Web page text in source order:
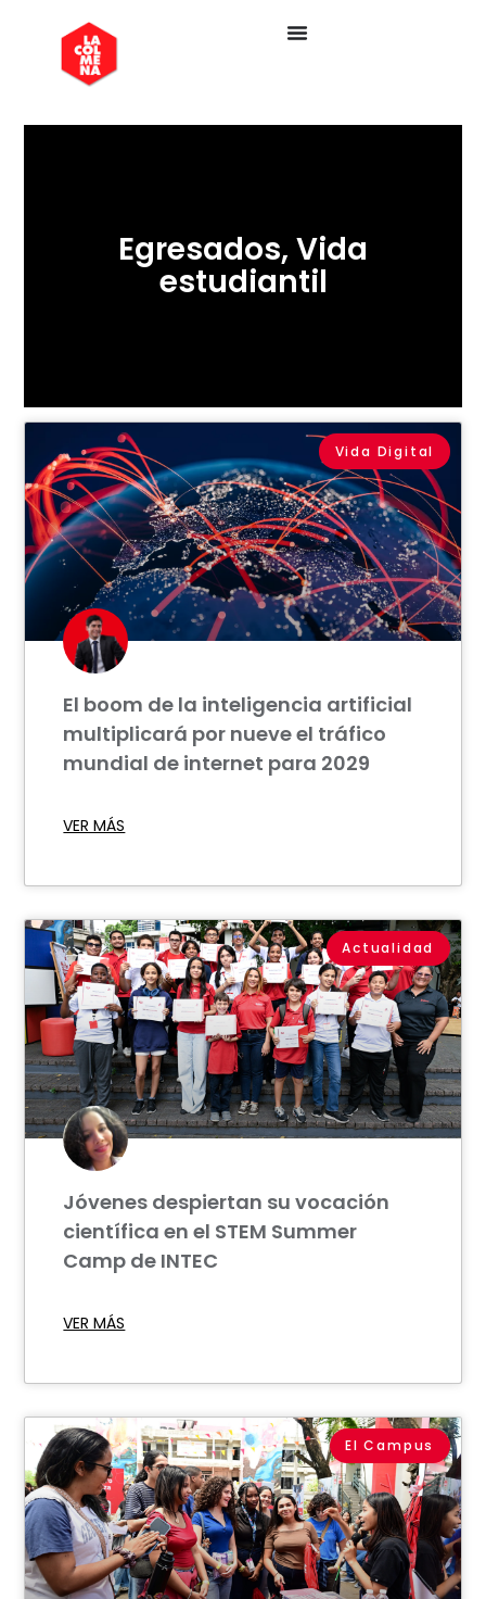
Egresados, Vida
estudiantil
Vida Digital
El boom de la inteligencia artificial
multiplicará por nueve el tráfico
mundial de internet para 2029
VER MÁS
Actualidad
Jóvenes despiertan su vocación
científica en el STEM Summer
Camp de INTEC
VER MÁS
El Campus